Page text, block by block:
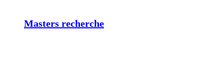
Masters recherche